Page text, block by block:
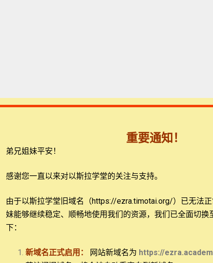
【新课预告】布洛克博士：盟约的圣经神学 圣经处境化：学生讲演作业4
重要通知！
弟兄姐妹平安！
感谢您一直以来对以斯拉学堂的关注与支持。
由于以斯拉学堂旧域名（https://ezra.timotai.org/）已无法正
妹能够继续稳定、顺畅地使用我们的资源，我们已全面切换
下：
新域名正式启用： 网站新域名为 https://